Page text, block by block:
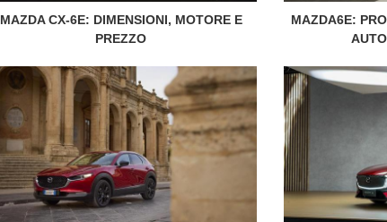
MAZDA CX-6E: DIMENSIONI, MOTORE E
PREZZO
MAZDA6E: